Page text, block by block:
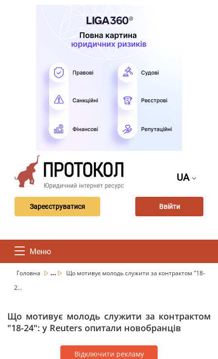
UA
Зареєструватися Ввійти
Меню
Головна ...
Що мотивує молодь служити за контрактом "18-
2...
Що мотивує молодь служити за контрактом
"18-24": у Reuters опитали новобранців
Відключити рекламу